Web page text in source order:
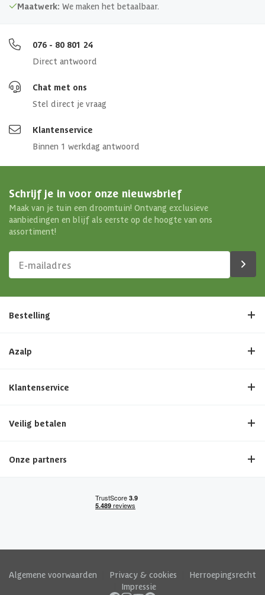
Maatwerk: We maken het betaalbaar.
076 - 80 801 24
Direct antwoord
Chat met ons
Stel direct je vraag
Klantenservice
Binnen 1 werkdag antwoord
Schrijf je in voor onze nieuwsbrief
Maak van je tuin een droomtuin! Ontvang exclusieve
aanbiedingen en blijf als eerste op de hoogte van ons
assortiment!
Bestelling
Azalp
Klantenservice
Veilig betalen
Onze partners
Algemene voorwaarden Privacy & cookies
Herroepingsrecht
Impressie